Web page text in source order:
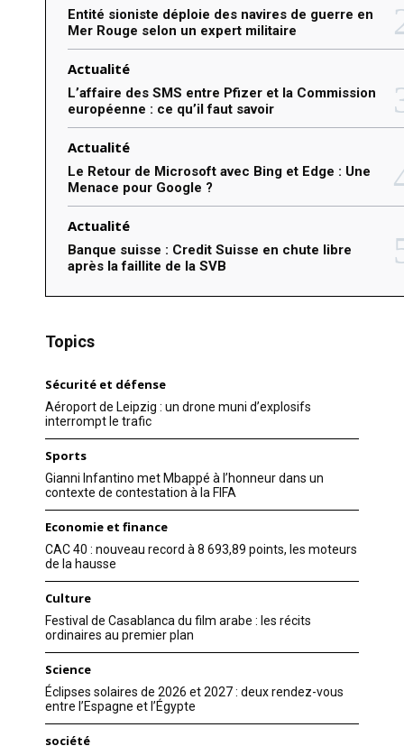
Entité sioniste déploie des navires de guerre en
Mer Rouge selon un expert militaire
Actualité
L’affaire des SMS entre Pfizer et la Commission
européenne : ce qu’il faut savoir
Actualité
Le Retour de Microsoft avec Bing et Edge : Une
Menace pour Google ?
Actualité
Banque suisse : Credit Suisse en chute libre
après la faillite de la SVB
Topics
Sécurité et défense
Aéroport de Leipzig : un drone muni d’explosifs
interrompt le trafic
Sports
Gianni Infantino met Mbappé à l’honneur dans un
contexte de contestation à la FIFA
Economie et finance
CAC 40 : nouveau record à 8 693,89 points, les moteurs
de la hausse
Culture
Festival de Casablanca du film arabe : les récits
ordinaires au premier plan
Science
Éclipses solaires de 2026 et 2027 : deux rendez-vous
entre l’Espagne et l’Égypte
société